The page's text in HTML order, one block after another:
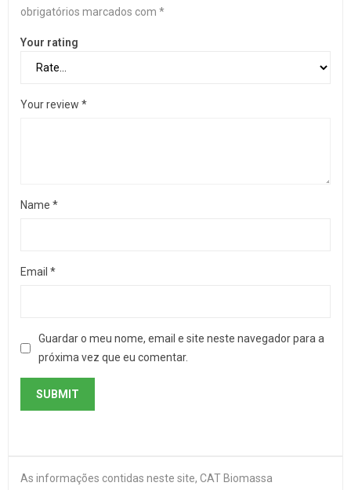
obrigatórios marcados com *
Your rating
Your review *
Name *
Email *
Guardar o meu nome, email e site neste navegador para a
próxima vez que eu comentar.
As informações contidas neste site, CAT Biomassa